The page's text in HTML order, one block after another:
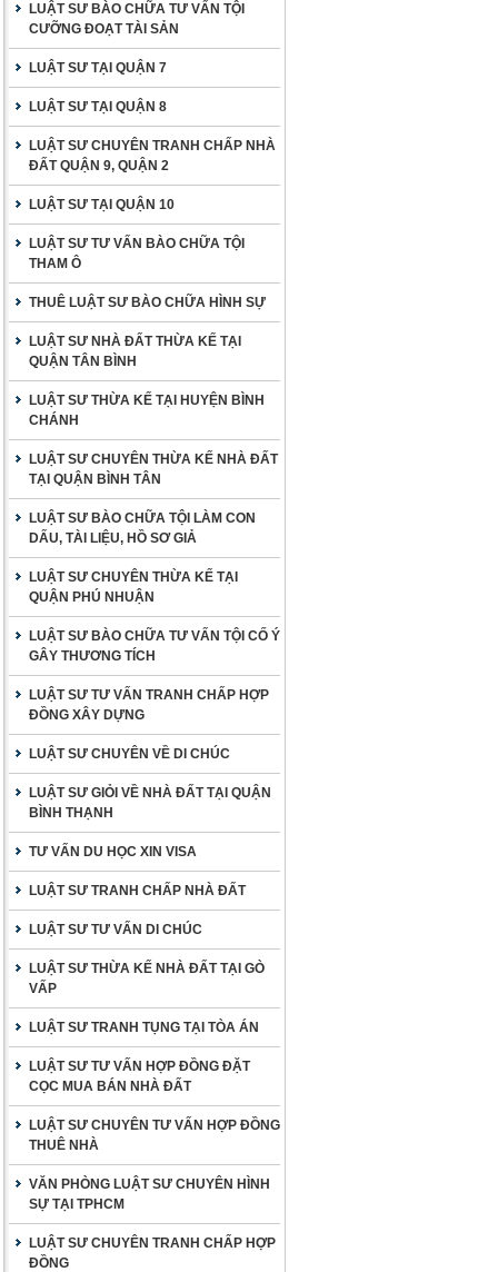
LUẬT SƯ BÀO CHỮA TƯ VẤN TỘI
CƯỠNG ĐOẠT TÀI SẢN
LUẬT SƯ TẠI QUẬN 7
LUẬT SƯ TẠI QUẬN 8
LUẬT SƯ CHUYÊN TRANH CHẤP NHÀ
ĐẤT QUẬN 9, QUẬN 2
LUẬT SƯ TẠI QUẬN 10
LUẬT SƯ TƯ VẤN BÀO CHỮA TỘI
THAM Ô
THUÊ LUẬT SƯ BÀO CHỮA HÌNH SỰ
LUẬT SƯ NHÀ ĐẤT THỪA KẾ TẠI
QUẬN TÂN BÌNH
LUẬT SƯ THỪA KẾ TẠI HUYỆN BÌNH
CHÁNH
LUẬT SƯ CHUYÊN THỪA KẾ NHÀ ĐẤT
TẠI QUẬN BÌNH TÂN
LUẬT SƯ BÀO CHỮA TỘI LÀM CON
DẤU, TÀI LIỆU, HỒ SƠ GIẢ
LUẬT SƯ CHUYÊN THỪA KẾ TẠI
QUẬN PHÚ NHUẬN
LUẬT SƯ BÀO CHỮA TƯ VẤN TỘI CỐ Ý
GÂY THƯƠNG TÍCH
LUẬT SƯ TƯ VẤN TRANH CHẤP HỢP
ĐỒNG XÂY DỰNG
LUẬT SƯ CHUYÊN VỀ DI CHÚC
LUẬT SƯ GIỎI VỀ NHÀ ĐẤT TẠI QUẬN
BÌNH THẠNH
TƯ VẤN DU HỌC XIN VISA
LUẬT SƯ TRANH CHẤP NHÀ ĐẤT
LUẬT SƯ TƯ VẤN DI CHÚC
LUẬT SƯ THỪA KẾ NHÀ ĐẤT TẠI GÒ
VẤP
LUẬT SƯ TRANH TỤNG TẠI TÒA ÁN
LUẬT SƯ TƯ VẤN HỢP ĐỒNG ĐẶT
CỌC MUA BÁN NHÀ ĐẤT
LUẬT SƯ CHUYÊN TƯ VẤN HỢP ĐỒNG
THUÊ NHÀ
VĂN PHÒNG LUẬT SƯ CHUYÊN HÌNH
SỰ TẠI TPHCM
LUẬT SƯ CHUYÊN TRANH CHẤP HỢP
ĐỒNG